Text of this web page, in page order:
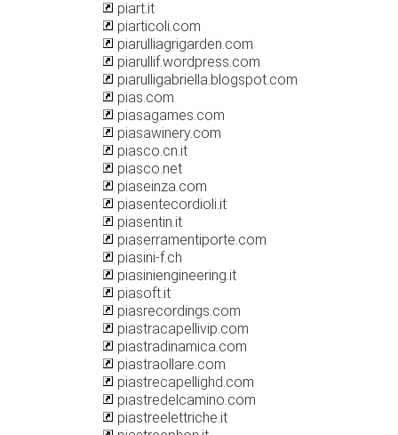
piart.it
piarticoli.com
piarulliagrigarden.com
piarullif.wordpress.com
piarulligabriella.blogspot.com
pias.com
piasagames.com
piasawinery.com
piasco.cn.it
piasco.net
piaseinza.com
piasentecordioli.it
piasentin.it
piaserramentiporte.com
piasini-f.ch
piasiniengineering.it
piasoft.it
piasrecordings.com
piastracapellivip.com
piastradinamica.com
piastraollare.com
piastrecapellighd.com
piastredelcamino.com
piastreelettriche.it